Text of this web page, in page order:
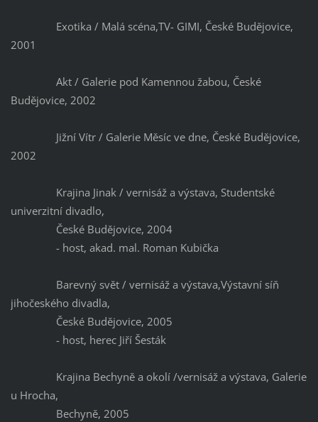
Exotika / Malá scéna,TV- GIMI, České Budějovice,
2001
Akt / Galerie pod Kamennou žabou, České
Budějovice, 2002
Jižní Vítr / Galerie Měsíc ve dne, České Budějovice,
2002
Krajina Jinak / vernisáž a výstava, Studentské
univerzitní divadlo,
České Budějovice, 2004
- host, akad. mal. Roman Kubička
Barevný svět / vernisáž a výstava,Výstavní síň
jihočeského divadla,
České Budějovice, 2005
- host, herec Jiří Šesták
Krajina Bechyně a okolí /vernisáž a výstava, Galerie
u Hrocha,
Bechyně, 2005